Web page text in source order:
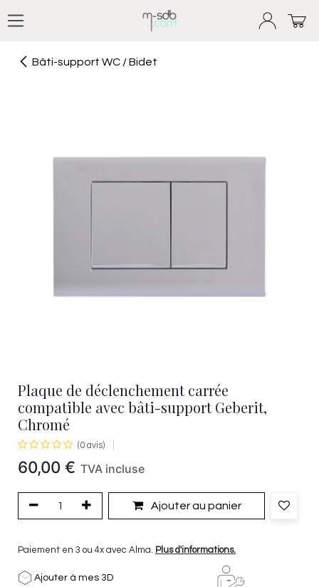
Bâti-support WC / Bidet
Plaque de déclenchement carrée
compatible avec bâti-support Geberit,
Chromé
(0 avis)
60,00 € TVA incluse
Ajouter au panier
Paiement en 3 ou 4x avec Alma. Plus d'informations.
Ajouter à mes 3D